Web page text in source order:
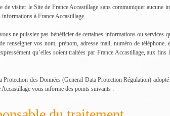
de visiter le Site de France Accastillage sans communiquer aucune
informations à France Accastillage.
ne puissiez pas bénéficier de certaines informations ou services
renseigner vos nom, prénom, adresse mail, numéro de
qu’elles soient traitées par France Accastillage, aux
Protection des Données (General Data Protection Régulation)
vous informe des points suivants :